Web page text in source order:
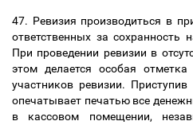
47. Ревизия производиться в
ответственных за сохранность
При проведении ревизии в
этом делается особая
участников ревизии.
опечатывает печатью все
в кассовом помещении,